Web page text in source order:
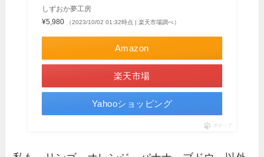
しずおか夢工房
¥5,980
（2023/10/02 01:32時点 | 楽天市場調べ）
Amazon
楽天市場
Yahooショッピング
ポチップ